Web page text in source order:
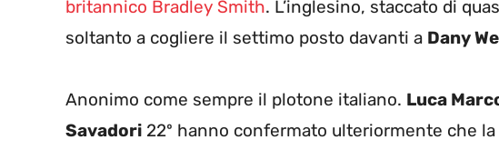
britannico Bradley Smith. L’inglesino, staccato di
soltanto a cogliere il settimo posto davanti a Dany
Anonimo come sempre il plotone italiano. Luca
Savadori 22º hanno confermato ulteriormente che